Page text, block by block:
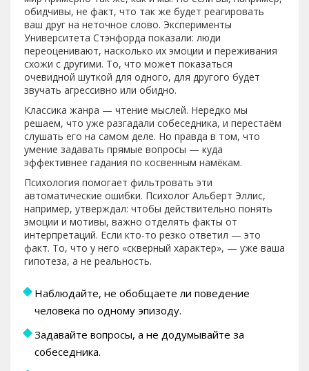
обидчивы, не факт, что так же будет реагировать
ваш друг на неточное слово. Эксперименты
Университета Стэнфорда показали: люди
переоценивают, насколько их эмоции и переживания
схожи с другими. То, что может показаться
очевидной шуткой для одного, для другого будет
звучать агрессивно или обидно.
Классика жанра — чтение мыслей. Нередко мы
решаем, что уже разгадали собеседника, и перестаём
слушать его на самом деле. Но правда в том, что
умение задавать прямые вопросы — куда
эффективнее гадания по косвенным намёкам.
Психология помогает фильтровать эти
автоматические ошибки. Психолог Альберт Эллис,
например, утверждал: чтобы действительно понять
эмоции и мотивы, важно отделять факты от
интерпретаций. Если кто-то резко ответил — это
факт. То, что у него «скверный характер», — уже ваша
гипотеза, а не реальность.
Наблюдайте, не обобщаете ли поведение
человека по одному эпизоду.
Задавайте вопросы, а не додумывайте за
собеседника.